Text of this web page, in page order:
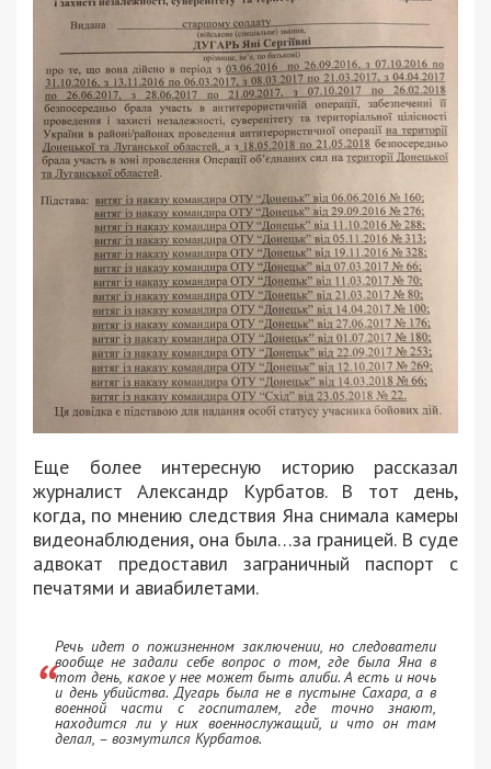
Еще более интересную историю рассказал
журналист Александр Курбатов. В тот день,
когда, по мнению следствия Яна снимала камеры
видеонаблюдения, она была…за границей. В суде
адвокат предоставил заграничный паспорт с
печатями и авиабилетами.
Речь идет о пожизненном заключении, но следователи
вообще не задали себе вопрос о том, где была Яна в
тот день, какое у нее может быть алиби. А есть и ночь
и день убийства. Дугарь была не в пустыне Сахара, а в
военной части с госпиталем, где точно знают,
находится ли у них военнослужащий, и что он там
делал, – возмутился Курбатов.